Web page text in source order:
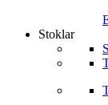
Stoklar